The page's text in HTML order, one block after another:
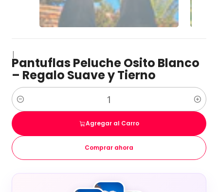
|
Pantuflas Peluche Osito Blanco
– Regalo Suave y Tierno
Cantidad
Agregar al Carro
Comprar ahora